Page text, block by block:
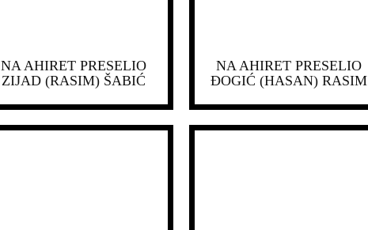
NA AHIRET PRESELIO
ZIJAD (RASIM) ŠABIĆ
NA AHIRET PRESELIO
ĐOGIĆ (HASAN) RASIM